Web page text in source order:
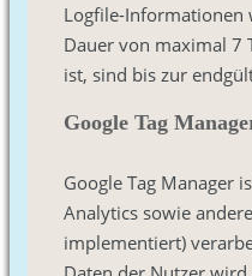
Logfile-Informationen
Dauer von maximal 7
ist, sind bis zur
Google Tag
Google Tag Manager
Analytics sowie
implementiert)